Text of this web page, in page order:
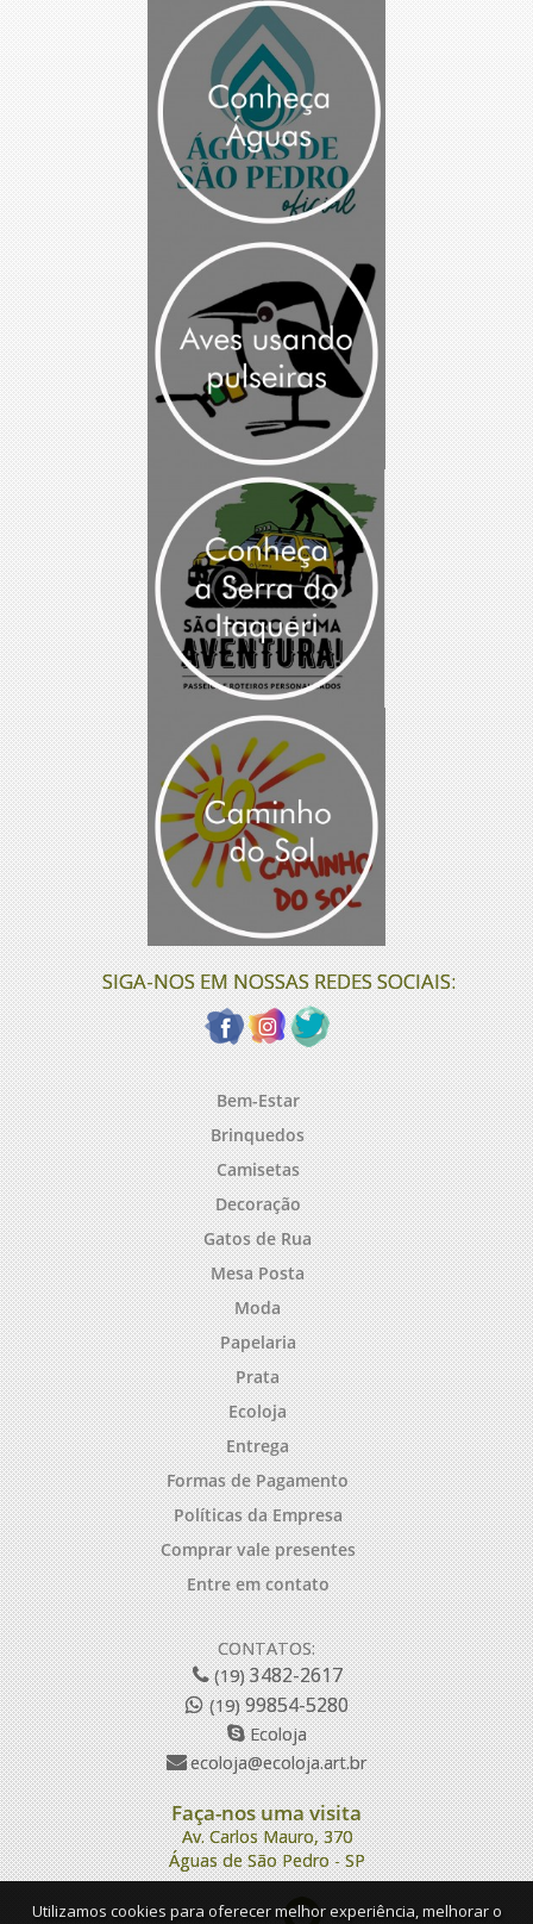
SIGA-NOS EM NOSSAS REDES SOCIAIS:
Bem-Estar
Brinquedos
Camisetas
Decoração
Gatos de Rua
Mesa Posta
Moda
Papelaria
Prata
Ecoloja
Entrega
Formas de Pagamento
Políticas da Empresa
Comprar vale presentes
Entre em contato
CONTATOS:
(19)3482-2617
(19)99854-5280
Ecoloja
ecoloja@ecoloja.art.br
Faça-nos uma visita
Av. Carlos Mauro, 370
Águas de São Pedro - SP
Utilizamos cookies para oferecer melhor experiência, melhorar o